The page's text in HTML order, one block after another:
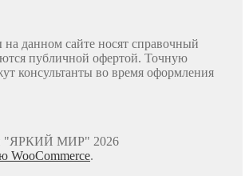
данном сайте носят справочный
публичной офертой. Точную
консультанты во время оформления
"ЯРКИЙ МИР" 2026
WooCommerce.